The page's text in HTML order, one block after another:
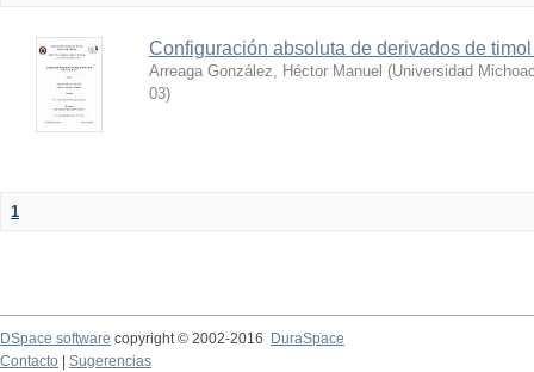
Configuración absoluta de derivados de
Arreaga González, Héctor Manuel (Universidad
03)
1
DSpace software copyright © 2002-2016
DuraSpace
Contacto
Sugerencias